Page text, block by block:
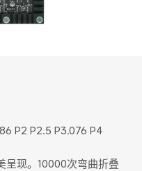
P2 P2.5 P3.076 P4
呈现。10000次弯曲折叠